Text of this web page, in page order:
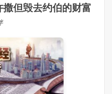
但毁去约伯的财富